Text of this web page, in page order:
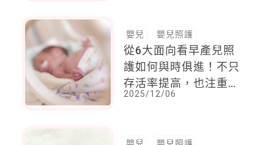
嬰兒 嬰兒照護
從6大面向看早產兒照
護如何與時俱進！不只
存活率提高，也注重預
後品質，幫助巴掌天使
2025/12/06
嬰兒 嬰兒照護